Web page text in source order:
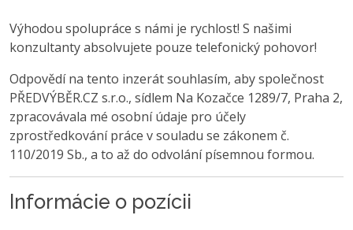
Výhodou spolupráce s námi je rychlost! S našimi
konzultanty absolvujete pouze telefonický pohovor!
Odpovědí na tento inzerát souhlasím, aby společnost
PŘEDVÝBĚR.CZ s.r.o., sídlem Na Kozačce 1289/7, Praha 2,
zpracovávala mé osobní údaje pro účely
zprostředkování práce v souladu se zákonem č.
110/2019 Sb., a to až do odvolání písemnou formou.
Informácie o pozícii